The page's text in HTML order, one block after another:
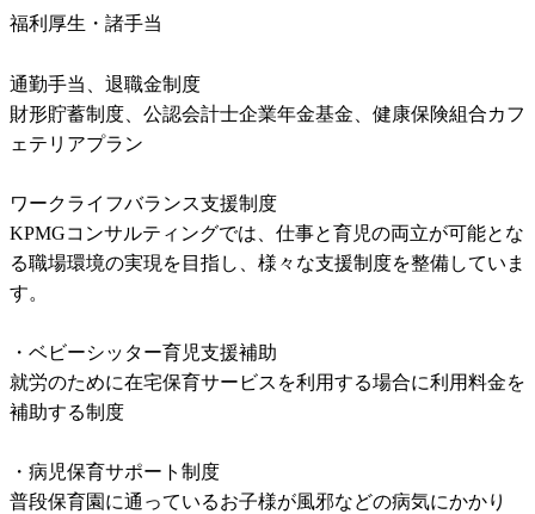
福利厚生・諸手当
通勤手当、退職金制度
財形貯蓄制度、公認会計士企業年金基金、健康保険組合カフ
ェテリアプラン
ワークライフバランス支援制度
KPMGコンサルティングでは、仕事と育児の両立が可能とな
る職場環境の実現を目指し、様々な支援制度を整備していま
す。
・ベビーシッター育児支援補助
就労のために在宅保育サービスを利用する場合に利用料金を
補助する制度
・病児保育サポート制度
普段保育園に通っているお子様が風邪などの病気にかかり